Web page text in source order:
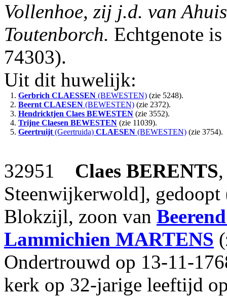
Vollenhoe, zij j.d. van
Toutenborch. Echtgenote is
74303).
Uit dit huwelijk:
1. Gerbrich CLAESSEN (BEWESTEN) (zie 5248).
2. Beernt CLAESEN (BEWESTEN) (zie 2372).
3. Hendricktjen Claes BEWESTEN (zie 3552).
4. Trijne Claesen BEWESTEN (zie 11039).
5. Geertruijt (Geertruida) CLAESEN (BEWESTEN) (zie 3754).
32951 Claes BERENTS
Steenwijkerwold],
Blokzijl, zoon van Beerend
Lammichien MARTENS
Ondertrouwd op 13-11-
kerk op 32-jarige leeftijd